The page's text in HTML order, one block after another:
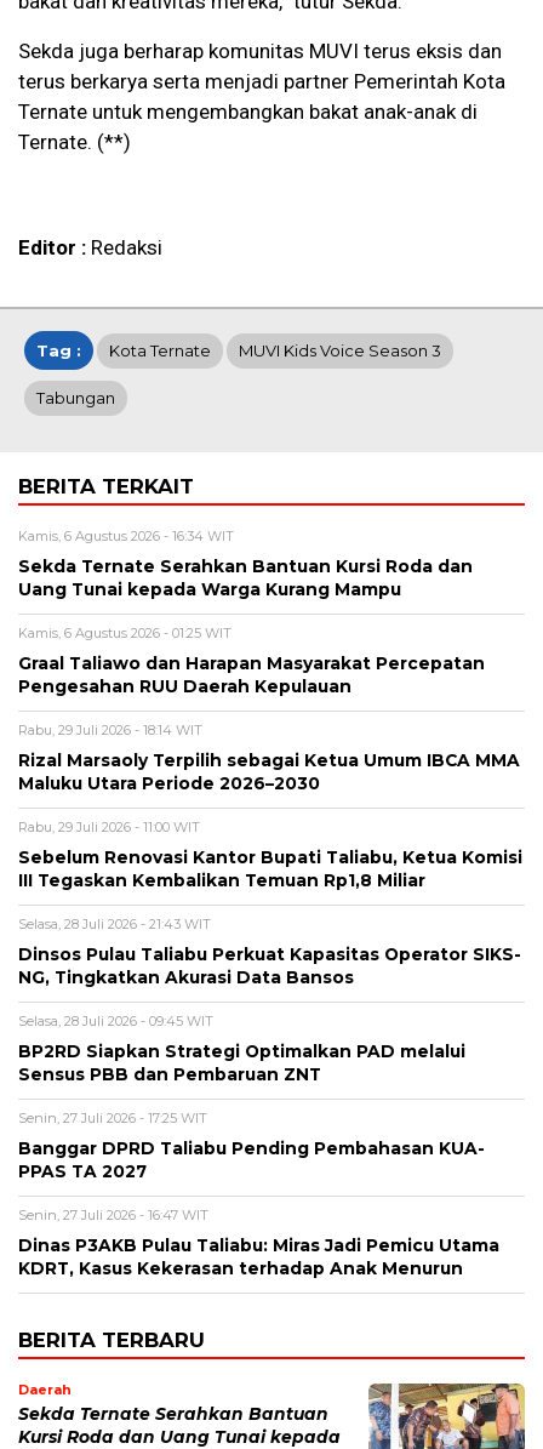
Sekda juga berharap komunitas MUVI terus eksis dan
terus berkarya serta menjadi partner Pemerintah Kota
Ternate untuk mengembangkan bakat anak-anak di
Ternate. (**)
Editor : Redaksi
Tag : Kota Ternate MUVI Kids Voice Season 3
Tabungan
BERITA TERKAIT
Kamis, 6 Agustus 2026 - 16:34 WIT
Sekda Ternate Serahkan Bantuan Kursi Roda dan
Uang Tunai kepada Warga Kurang Mampu
Kamis, 6 Agustus 2026 - 01:25 WIT
Graal Taliawo dan Harapan Masyarakat Percepatan
Pengesahan RUU Daerah Kepulauan
Rabu, 29 Juli 2026 - 18:14 WIT
Rizal Marsaoly Terpilih sebagai Ketua Umum IBCA MMA
Maluku Utara Periode 2026–2030
Rabu, 29 Juli 2026 - 11:00 WIT
Sebelum Renovasi Kantor Bupati Taliabu, Ketua Komisi
III Tegaskan Kembalikan Temuan Rp1,8 Miliar
Selasa, 28 Juli 2026 - 21:43 WIT
Dinsos Pulau Taliabu Perkuat Kapasitas Operator SIKS-
NG, Tingkatkan Akurasi Data Bansos
Selasa, 28 Juli 2026 - 09:45 WIT
BP2RD Siapkan Strategi Optimalkan PAD melalui
Sensus PBB dan Pembaruan ZNT
Senin, 27 Juli 2026 - 17:25 WIT
Banggar DPRD Taliabu Pending Pembahasan KUA-
PPAS TA 2027
Senin, 27 Juli 2026 - 16:47 WIT
Dinas P3AKB Pulau Taliabu: Miras Jadi Pemicu Utama
KDRT, Kasus Kekerasan terhadap Anak Menurun
BERITA TERBARU
Daerah
Sekda Ternate Serahkan Bantuan
Kursi Roda dan Uang Tunai kepada